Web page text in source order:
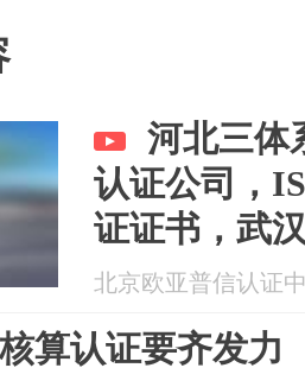
河北三体
认证公司，
证证书，武
体系认证机
北京欧亚普信认证
算认证要齐发力